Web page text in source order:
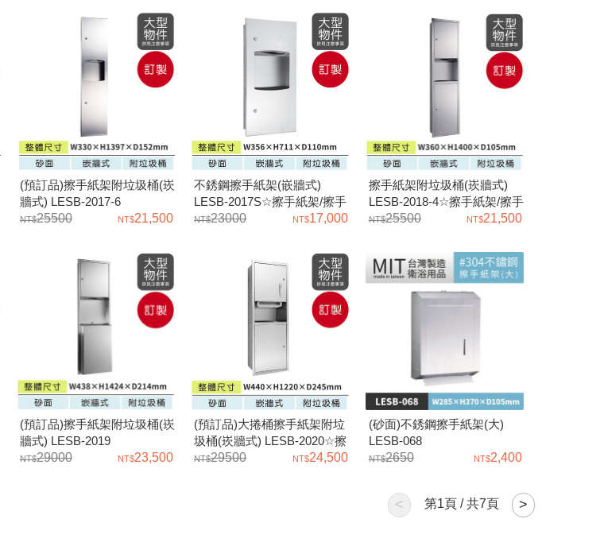
(預訂品)擦手紙架附垃圾桶(崁
牆式) LESB-2017-6
25500
21,500
不銹鋼擦手紙架(嵌牆式)
LESB-2017S☆擦手紙架/擦手
紙箱/紙巾架/面紙架
23000 17,000
擦手紙架附垃圾桶(崁牆式)
LESB-2018-4☆擦手紙架/擦手
紙箱/紙巾架/面紙
25500 21,500
(預訂品)擦手紙架附垃圾桶(崁
牆式) LESB-2019
29000
23,500
(預訂品)大捲桶擦手紙架附垃
圾桶(崁牆式) LESB-2020☆擦
手紙架/擦手紙箱
29500 24,500
(砂面)不銹鋼擦手紙架(大)
LESB-068
2650
2,400
< 第1頁 / 共7頁 >